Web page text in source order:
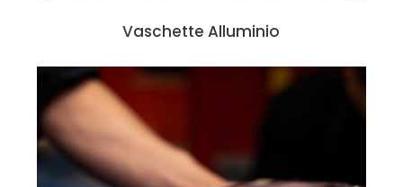
Vaschette Alluminio